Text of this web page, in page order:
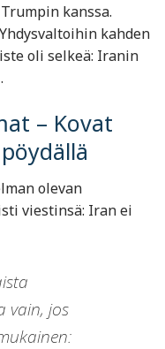
kanssa.
kahden
oli selkeä: Iranin
– Kovat
olevan
viestinsä: Iran ei
vain, jos